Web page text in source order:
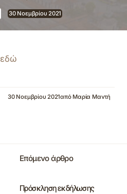
30 Νοεμβρίου 2021
εδώ
30 Νοεμβρίου 2021από Μαρία Μαντή
Επόμενο άρθρο
Πρόσκληση εκδήλωσης